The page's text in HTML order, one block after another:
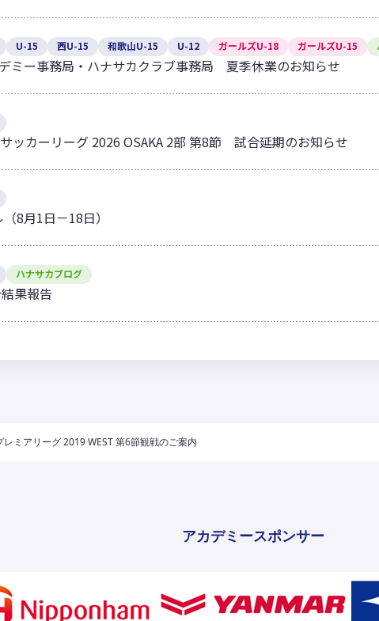
U-15 西U-15 和歌山U-15 U-12 ガールズU-18 ガールズU-15
ミー事務局・ハナサカクラブ事務局 夏季休業のお知らせ
ッカーリーグ 2026 OSAKA 2部 第8節 試合延期のお知らせ
8月1日－18日）
ハナサカブログ
果報告
ミアリーグ 2019 WEST 第6節観戦のご案内
アカデミースポンサー